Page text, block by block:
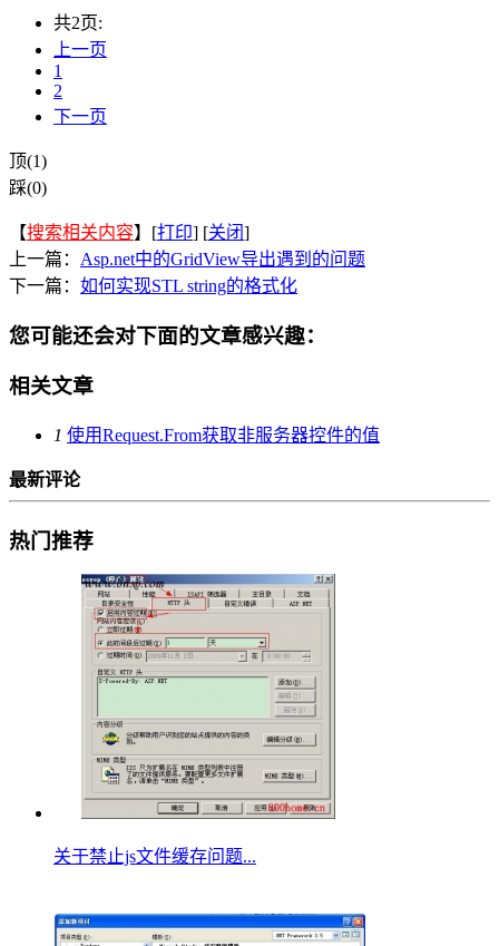
共2页:
上一页
1
2
下一页
顶(1)
踩(0)
【搜索相关内容】[打印] [关闭]
上一篇： Asp.net中的GridView导出遇到的问题
下一篇： 如何实现STL string的格式化
您可能还会对下面的文章感兴趣：
相关文章
1 使用Request.From获取非服务器控件的值
最新评论
热门推荐
关于禁止js文件缓存问题...